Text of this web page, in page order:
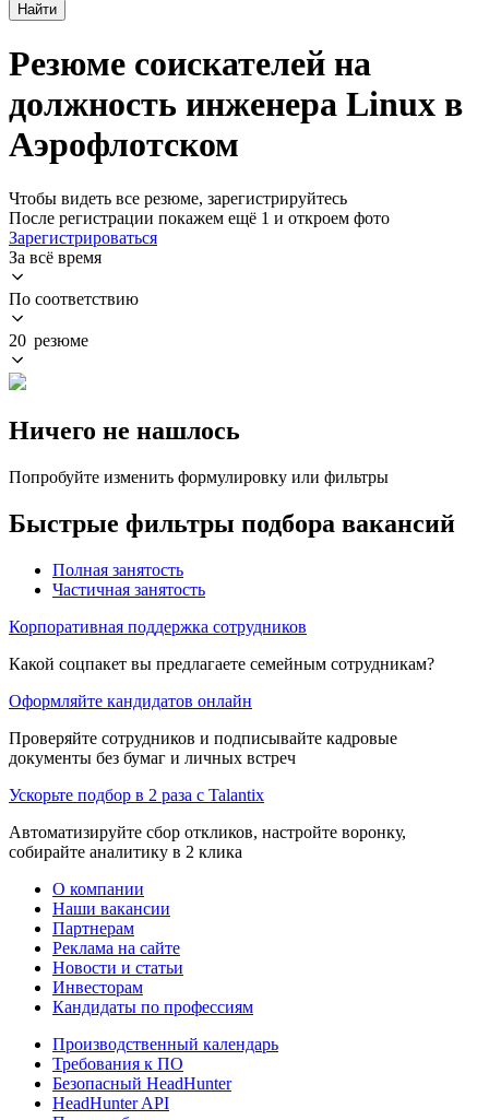
Найти
Резюме соискателей на
должность инженера Linux в
Аэрофлотском
Чтобы видеть все резюме, зарегистрируйтесь
После регистрации покажем ещё 1 и откроем фото
Зарегистрироваться
За всё время
По соответствию
20 резюме
Ничего не нашлось
Попробуйте изменить формулировку или фильтры
Быстрые фильтры подбора вакансий
Полная занятость
Частичная занятость
Корпоративная поддержка сотрудников
Какой соцпакет вы предлагаете семейным сотрудникам?
Оформляйте кандидатов онлайн
Проверяйте сотрудников и подписывайте кадровые
документы без бумаг и личных встреч
Ускорьте подбор в 2 раза с Talantix
Автоматизируйте сбор откликов, настройте воронку,
собирайте аналитику в 2 клика
О компании
Наши вакансии
Партнерам
Реклама на сайте
Новости и статьи
Инвесторам
Кандидаты по профессиям
Производственный календарь
Требования к ПО
Безопасный HeadHunter
HeadHunter API